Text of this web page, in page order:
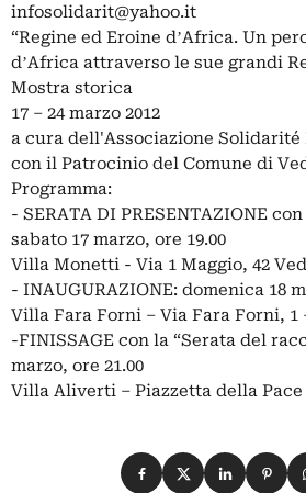
infosolidarit@yahoo.it
“Regine ed Eroine dʼAfrica. Un
dʼAfrica attraverso le sue grandi
Mostra storica
17 – 24 marzo 2012
a cura dell'Associazione Solidarité
con il Patrocinio del Comune di
Programma:
- SERATA DI PRESENTAZIONE
sabato 17 marzo, ore 19.00
Villa Monetti - Via 1 Maggio, 42
- INAUGURAZIONE: domenica 18
Villa Fara Forni – Via Fara Forni, 1
-FINISSAGE con la “Serata del
marzo, ore 21.00
Villa Aliverti – Piazzetta della Pace
Condividi su
Condividi su X
Condividi